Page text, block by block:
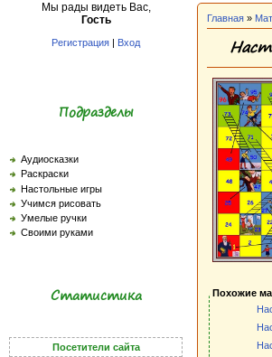
Мы рады видеть Вас,
Гость
Регистрация | Вход
Подразделы
Аудиосказки
Раскраски
Настольные игры
Учимся рисовать
Умелые ручки
Своими руками
Статистика
Посетители сайта
Главная »
Похожие